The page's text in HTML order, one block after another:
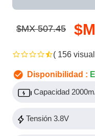
$MX 507.45
( 156
Disponibilidad :
Capacidad
Tensión 3.8V